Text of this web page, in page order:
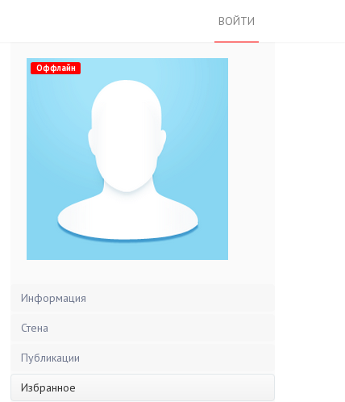
ВОЙТИ
Оффлайн
Информация
Стена
Публикации
Избранное